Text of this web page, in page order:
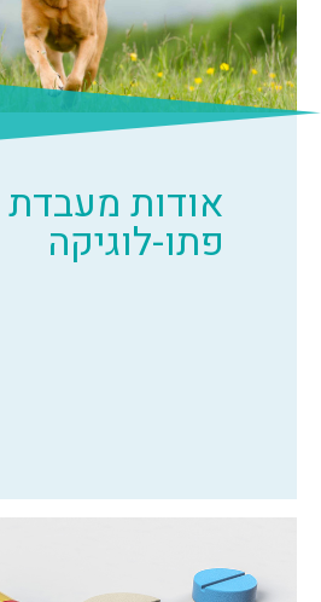
אודות מעבדת
פתו-לוגיקה